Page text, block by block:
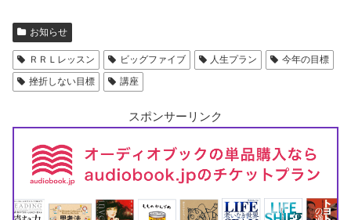
お知らせ
ＲＲＬレッスン ビッグファイブ 人生プラン
今年の目標
挫折しない目標
講座
スポンサーリンク